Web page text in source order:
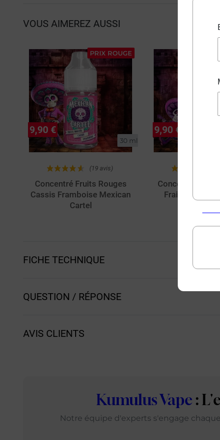
VOUS AIMEREZ AUSSI
PRIX ROUGE
30 ml
(19 avis)
Concentré Fruits Rouges
Cassis Framboise Mexican
Cartel
9,90 €
Concentré Fruits
Fraise Cassis
9,90 €
FICHE TECHNIQUE
QUESTION / RÉPONSE
AVIS CLIENTS
Kumulus Vape :
Notre équipe d'experts s'engage